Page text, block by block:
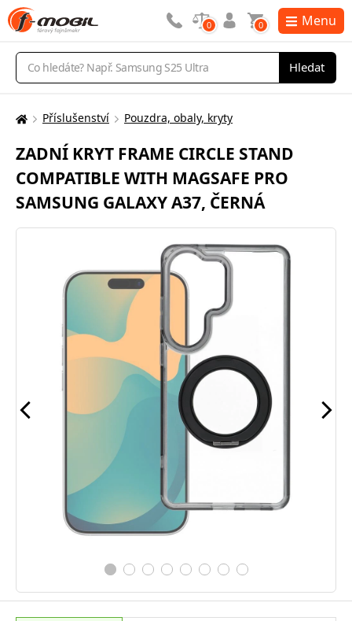
Vyhledávání
Hledat
0 0 Menu
Zde
nacházíte:
Příslušenství Pouzdra, obaly, kryty
ZADNÍ KRYT FRAME CIRCLE STAND
COMPATIBLE WITH MAGSAFE PRO
SAMSUNG GALAXY A37, ČERNÁ